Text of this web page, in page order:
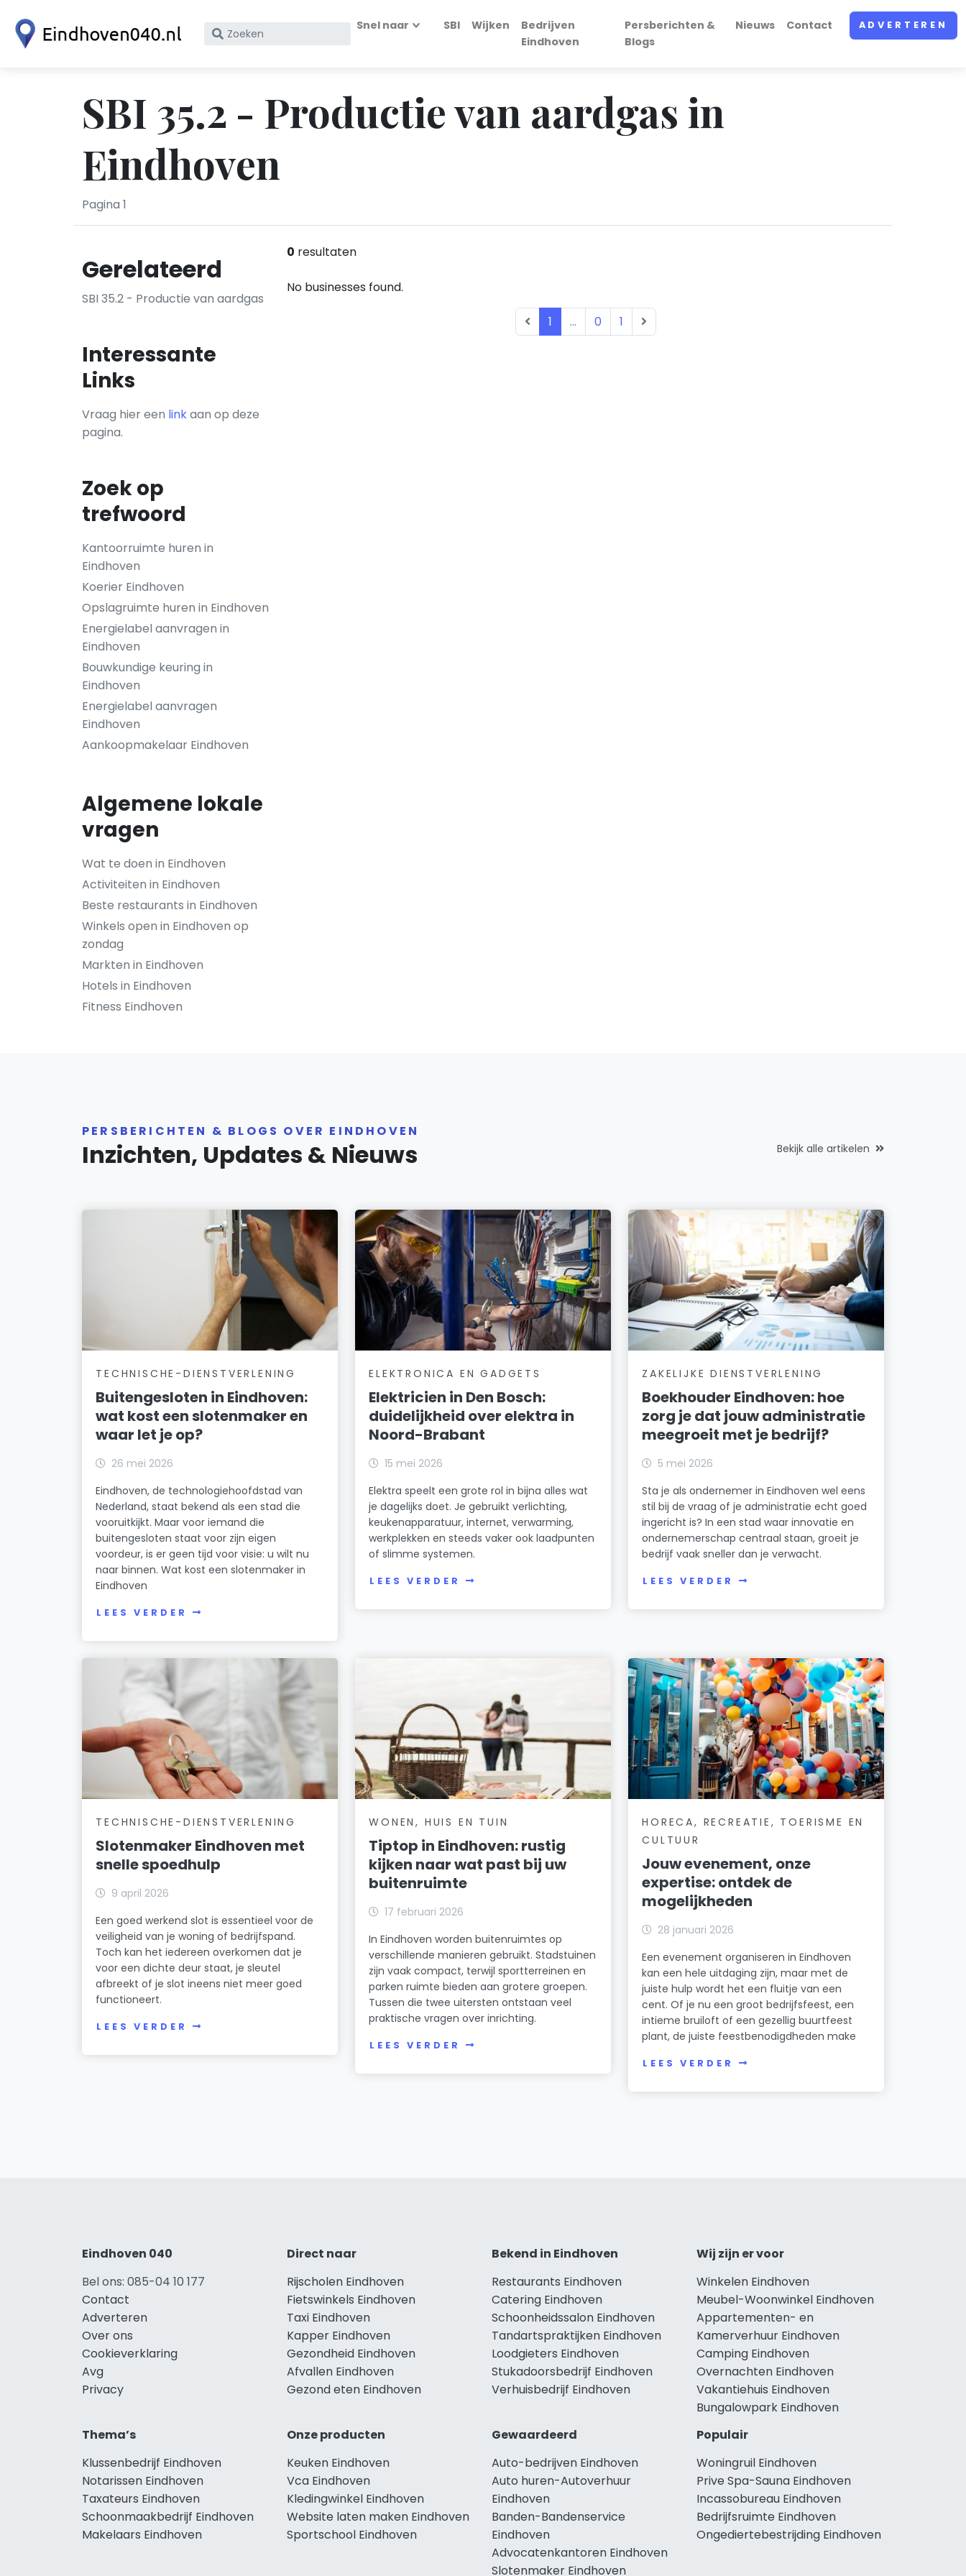
Zoek
KvK
nummer
Snel naar SBI Wijken
Bedrijven
Eindhoven
Persberichten &
Blogs
Nieuws Contact ADVERTEREN
SBI 35.2 - Productie van aardgas in
Eindhoven
Pagina 1
Gerelateerd
SBI 35.2 - Productie van aardgas
Interessante
Links
Vraag hier een linkaan op deze
pagina.
Zoek op
trefwoord
Kantoorruimte huren in
Eindhoven
Koerier Eindhoven
Opslagruimte huren in Eindhoven
Energielabel aanvragen in
Eindhoven
Bouwkundige keuring in
Eindhoven
Energielabel aanvragen
Eindhoven
Aankoopmakelaar Eindhoven
Algemene lokale
vragen
Wat te doen in Eindhoven
Activiteiten in Eindhoven
Beste restaurants in Eindhoven
Winkels open in Eindhoven op
zondag
Markten in Eindhoven
Hotels in Eindhoven
Fitness Eindhoven
0 resultaten
No businesses found.
1 ... 0 1
PERSBERICHTEN & BLOGS OVER EINDHOVEN
Inzichten, Updates & Nieuws Bekijk alle artikelen
TECHNISCHE-DIENSTVERLENING
Buitengesloten in Eindhoven:
wat kost een slotenmaker en
waar let je op?
26 mei 2026
Eindhoven, de technologiehoofdstad van
Nederland, staat bekend als een stad die
vooruitkijkt. Maar voor iemand die
buitengesloten staat voor zijn eigen
voordeur, is er geen tijd voor visie: u wilt nu
naar binnen. Wat kost een slotenmaker in
Eindhoven
LEES VERDER
ELEKTRONICA EN GADGETS
Elektricien in Den Bosch:
duidelijkheid over elektra in
Noord-Brabant
15 mei 2026
Elektra speelt een grote rol in bijna alles wat
je dagelijks doet. Je gebruikt verlichting,
keukenapparatuur, internet, verwarming,
werkplekken en steeds vaker ook laadpunten
of slimme systemen.
LEES VERDER
ZAKELIJKE DIENSTVERLENING
Boekhouder Eindhoven: hoe
zorg je dat jouw administratie
meegroeit met je bedrijf?
5 mei 2026
Sta je als ondernemer in Eindhoven wel eens
stil bij de vraag of je administratie echt goed
ingericht is? In een stad waar innovatie en
ondernemerschap centraal staan, groeit je
bedrijf vaak sneller dan je verwacht.
LEES VERDER
TECHNISCHE-DIENSTVERLENING
Slotenmaker Eindhoven met
snelle spoedhulp
9 april 2026
Een goed werkend slot is essentieel voor de
veiligheid van je woning of bedrijfspand.
Toch kan het iedereen overkomen dat je
voor een dichte deur staat, je sleutel
afbreekt of je slot ineens niet meer goed
functioneert.
LEES VERDER
WONEN, HUIS EN TUIN
Tiptop in Eindhoven: rustig
kijken naar wat past bij uw
buitenruimte
17 februari 2026
In Eindhoven worden buitenruimtes op
verschillende manieren gebruikt. Stadstuinen
zijn vaak compact, terwijl sportterreinen en
parken ruimte bieden aan grotere groepen.
Tussen die twee uitersten ontstaan veel
praktische vragen over inrichting.
LEES VERDER
HORECA, RECREATIE, TOERISME EN
CULTUUR
Jouw evenement, onze
expertise: ontdek de
mogelijkheden
28 januari 2026
Een evenement organiseren in Eindhoven
kan een hele uitdaging zijn, maar met de
juiste hulp wordt het een fluitje van een
cent. Of je nu een groot bedrijfsfeest, een
intieme bruiloft of een gezellig buurtfeest
plant, de juiste feestbenodigdheden make
LEES VERDER
Eindhoven 040
Bel ons: 085-04 10 177
Contact
Adverteren
Over ons
Cookieverklaring
Avg
Privacy
Direct naar
Rijscholen Eindhoven
Fietswinkels Eindhoven
Taxi Eindhoven
Kapper Eindhoven
Gezondheid Eindhoven
Afvallen Eindhoven
Gezond eten Eindhoven
Bekend in Eindhoven
Restaurants Eindhoven
Catering Eindhoven
Schoonheidssalon Eindhoven
Tandartspraktijken Eindhoven
Loodgieters Eindhoven
Stukadoorsbedrijf Eindhoven
Verhuisbedrijf Eindhoven
Wij zijn er voor
Winkelen Eindhoven
Meubel-Woonwinkel Eindhoven
Appartementen- en
Kamerverhuur Eindhoven
Camping Eindhoven
Overnachten Eindhoven
Vakantiehuis Eindhoven
Bungalowpark Eindhoven
Thema’s
Klussenbedrijf Eindhoven
Notarissen Eindhoven
Taxateurs Eindhoven
Schoonmaakbedrijf Eindhoven
Makelaars Eindhoven
Onze producten
Keuken Eindhoven
Vca Eindhoven
Kledingwinkel Eindhoven
Website laten maken Eindhoven
Sportschool Eindhoven
Gewaardeerd
Auto-bedrijven Eindhoven
Auto huren-Autoverhuur
Eindhoven
Banden-Bandenservice
Eindhoven
Advocatenkantoren Eindhoven
Slotenmaker Eindhoven
Populair
Woningruil Eindhoven
Prive Spa-Sauna Eindhoven
Incassobureau Eindhoven
Bedrijfsruimte Eindhoven
Ongediertebestrijding Eindhoven